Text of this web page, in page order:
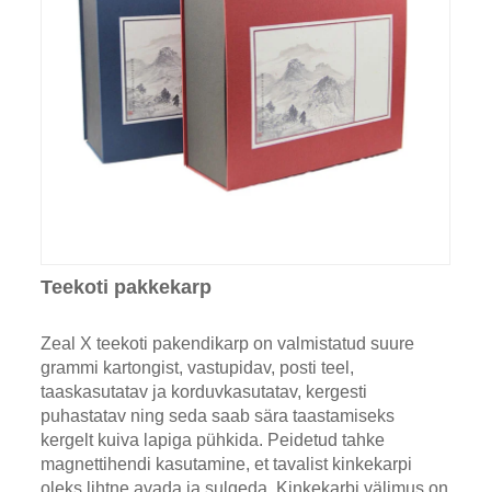
Teekoti pakkekarp
Zeal X teekoti pakendikarp on valmistatud suure
grammi kartongist, vastupidav, posti teel,
taaskasutatav ja korduvkasutatav, kergesti
puhastatav ning seda saab sära taastamiseks
kergelt kuiva lapiga pühkida. Peidetud tahke
magnettihendi kasutamine, et tavalist kinkekarpi
oleks lihtne avada ja sulgeda. Kinkekarbi välimus on